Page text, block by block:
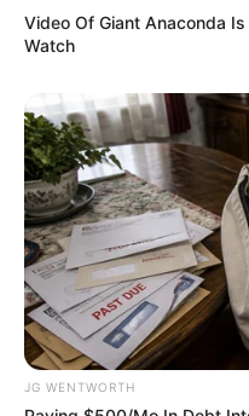
Japan's Oldest
Age: Just Stop
COGNITIVE WELLNESS
Video Of Giant Anaconda
Watch
JG WENTWORTH